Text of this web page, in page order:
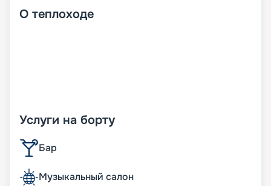
О теплоходе
Услуги на борту
Бар
Музыкальный салон